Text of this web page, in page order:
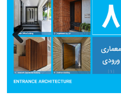
Previo
us